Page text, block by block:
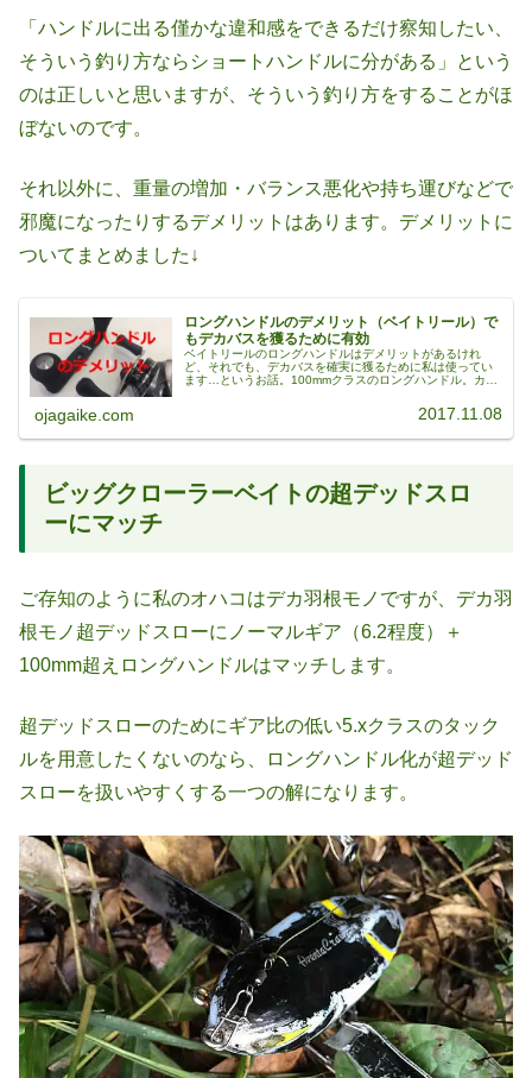
「ハンドルに出る僅かな違和感をできるだけ察知したい、
そういう釣り方ならショートハンドルに分がある」という
のは正しいと思いますが、そういう釣り方をすることがほ
ぼないのです。
それ以外に、重量の増加・バランス悪化や持ち運びなどで
邪魔になったりするデメリットはあります。デメリットに
ついてまとめました↓
ロングハンドルのデメリット（ベイトリール）で
もデカバスを獲るために有効
ベイトリールのロングハンドルはデメリットがあるけれ
ど、それでも、デカバスを確実に獲るために私は使ってい
ます…というお話。100mmクラスのロングハンドル。カー
ojagaike.com 2017.11.08
ビッグクローラーベイトの超デッドスロ
ーにマッチ
ご存知のように私のオハコはデカ羽根モノですが、デカ羽
根モノ超デッドスローにノーマルギア（6.2程度）＋
100mm超えロングハンドルはマッチします。
超デッドスローのためにギア比の低い5.xクラスのタック
ルを用意したくないのなら、ロングハンドル化が超デッド
スローを扱いやすくする一つの解になります。